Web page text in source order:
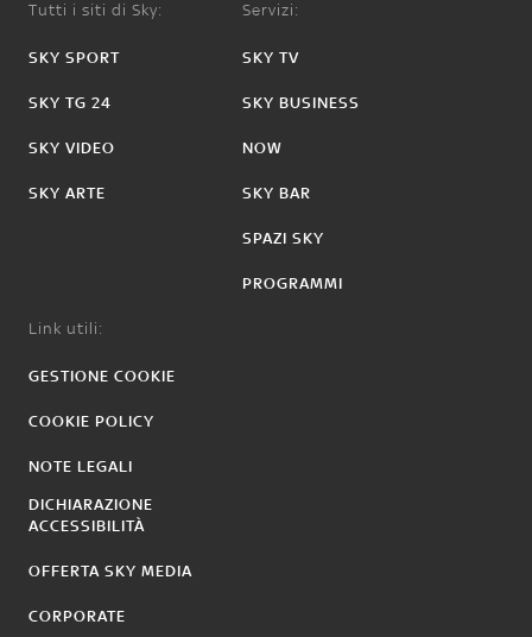
Tutti i siti di Sky:
SKY SPORT
SKY TG 24
SKY VIDEO
SKY ARTE
Servizi:
SKY TV
SKY BUSINESS
NOW
SKY BAR
SPAZI SKY
PROGRAMMI
Link utili:
GESTIONE COOKIE
COOKIE POLICY
NOTE LEGALI
DICHIARAZIONE
ACCESSIBILITÀ
OFFERTA SKY MEDIA
CORPORATE